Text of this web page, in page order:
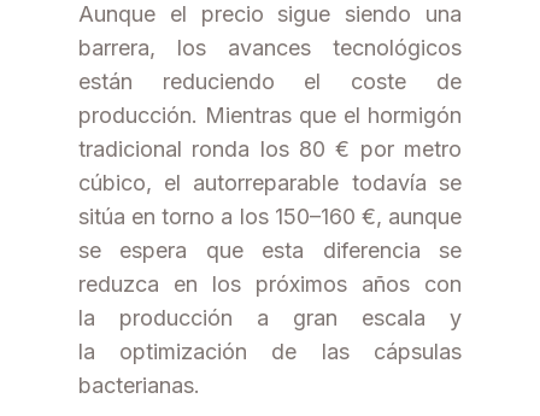
Aunque el precio sigue siendo una
barrera, los avances tecnológicos
están reduciendo el coste de
producción. Mientras que el hormigón
tradicional ronda los 80 € por metro
cúbico, el autorreparable todavía se
sitúa en torno a los 150–160 €, aunque
se espera que esta diferencia se
reduzca en los próximos años con
la producción a gran escala y
la optimización de las cápsulas
bacterianas.